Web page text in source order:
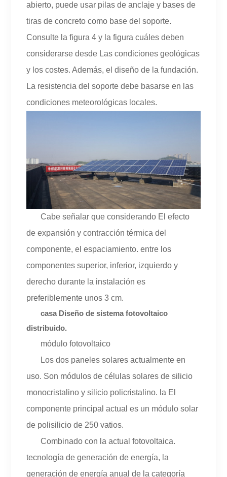
abierto, puede usar pilas de anclaje y bases de
tiras de concreto como base del soporte.
Consulte la figura 4 y la figura cuáles deben
considerarse desde Las condiciones geológicas
y los costes. Además, el diseño de la fundación.
La resistencia del soporte debe basarse en las
condiciones meteorológicas locales.
Cabe señalar que considerando El efecto
de expansión y contracción térmica del
componente, el espaciamiento. entre los
componentes superior, inferior, izquierdo y
derecho durante la instalación es
preferiblemente unos 3 cm.
casa Diseño de sistema fotovoltaico
distribuido.
módulo fotovoltaico
Los dos paneles solares actualmente en
uso. Son módulos de células solares de silicio
monocristalino y silicio policristalino. la El
componente principal actual es un módulo solar
de polisilicio de 250 vatios.
Combinado con la actual fotovoltaica.
tecnología de generación de energía, la
generación de energía anual de la categoría